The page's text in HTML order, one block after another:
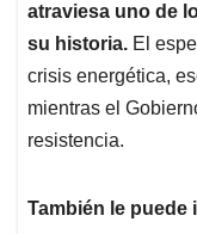
atraviesa uno de
su historia. El
crisis energética,
mientras el
resistencia.
También le puede